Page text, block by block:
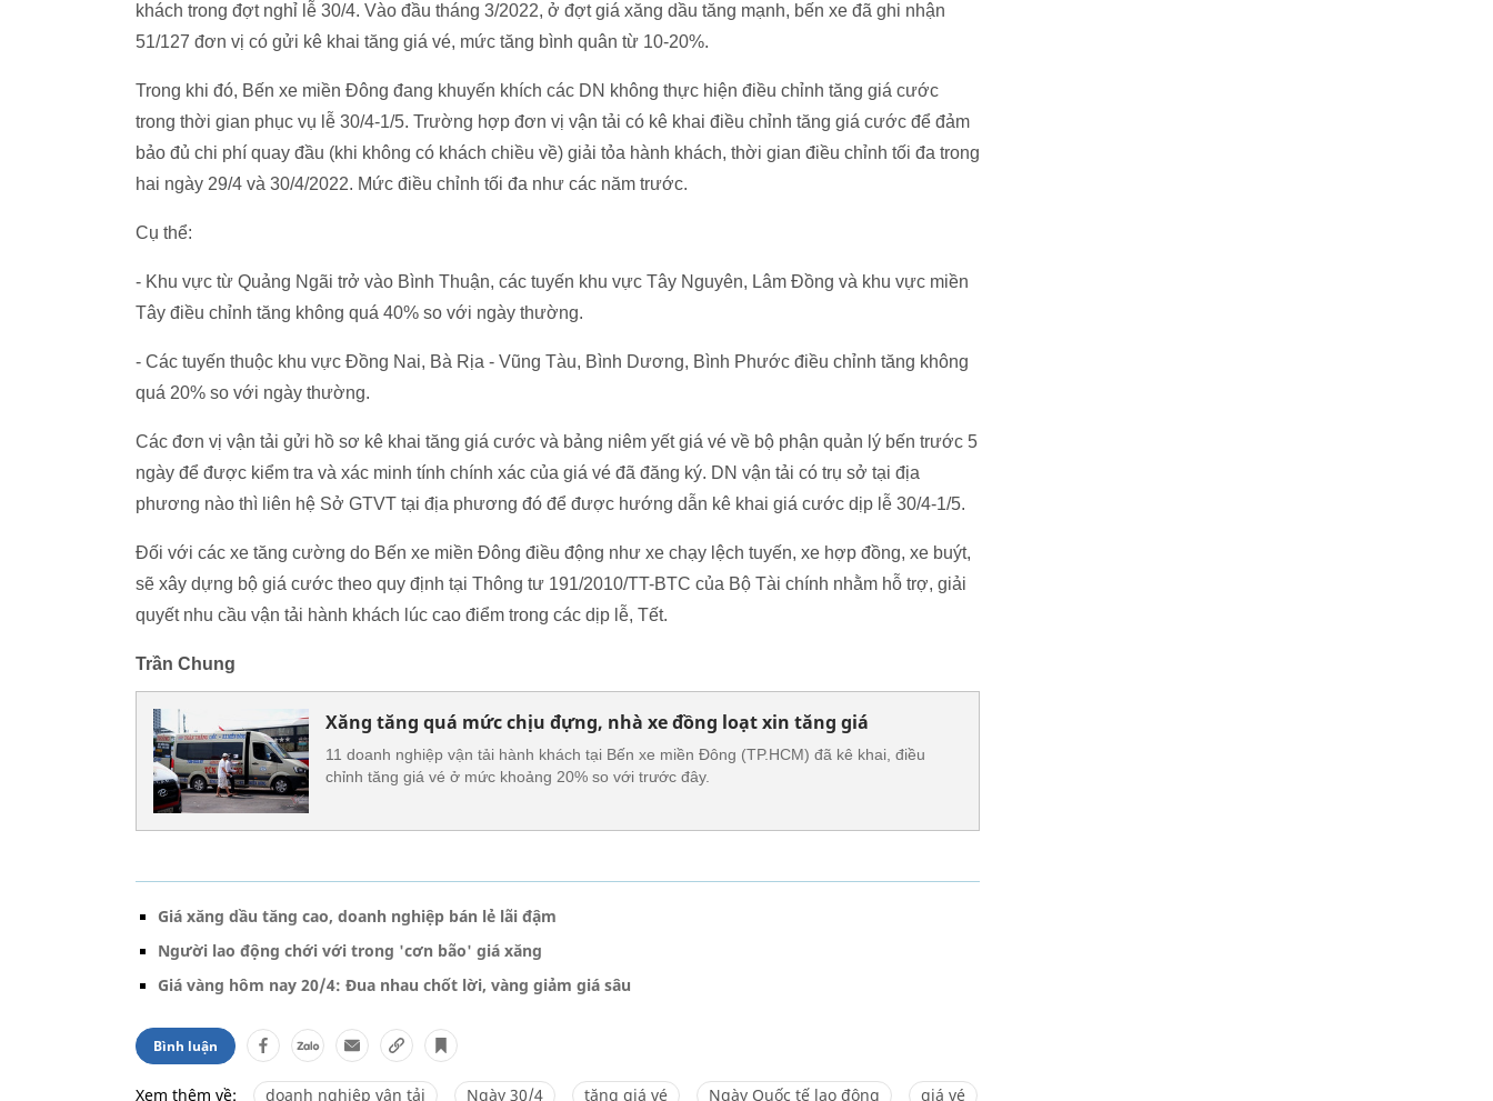
khách trong đợt nghỉ lễ 30/4. Vào đầu tháng 3/2022, ở đợt giá xăng dầu tăng mạnh, bến xe đã ghi nhận
51/127 đơn vị có gửi kê khai tăng giá vé, mức tăng bình quân từ 10-20%.
Trong khi đó, Bến xe miền Đông đang khuyến khích các DN không thực hiện điều chỉnh tăng giá cước
trong thời gian phục vụ lễ 30/4-1/5. Trường hợp đơn vị vận tải có kê khai điều chỉnh tăng giá cước để đảm
bảo đủ chi phí quay đầu (khi không có khách chiều về) giải tỏa hành khách, thời gian điều chỉnh tối đa trong
hai ngày 29/4 và 30/4/2022. Mức điều chỉnh tối đa như các năm trước.
Cụ thể:
- Khu vực từ Quảng Ngãi trở vào Bình Thuận, các tuyến khu vực Tây Nguyên, Lâm Đồng và khu vực miền
Tây điều chỉnh tăng không quá 40% so với ngày thường.
- Các tuyến thuộc khu vực Đồng Nai, Bà Rịa - Vũng Tàu, Bình Dương, Bình Phước điều chỉnh tăng không
quá 20% so với ngày thường.
Các đơn vị vận tải gửi hồ sơ kê khai tăng giá cước và bảng niêm yết giá vé về bộ phận quản lý bến trước 5
ngày để được kiểm tra và xác minh tính chính xác của giá vé đã đăng ký. DN vận tải có trụ sở tại địa
phương nào thì liên hệ Sở GTVT tại địa phương đó để được hướng dẫn kê khai giá cước dịp lễ 30/4-1/5.
Đối với các xe tăng cường do Bến xe miền Đông điều động như xe chạy lệch tuyến, xe hợp đồng, xe buýt,
sẽ xây dựng bộ giá cước theo quy định tại Thông tư 191/2010/TT-BTC của Bộ Tài chính nhằm hỗ trợ, giải
quyết nhu cầu vận tải hành khách lúc cao điểm trong các dịp lễ, Tết.
Trần Chung
Xăng tăng quá mức chịu đựng, nhà xe đồng loạt xin tăng giá
11 doanh nghiệp vận tải hành khách tại Bến xe miền Đông (TP.HCM) đã kê khai, điều
chỉnh tăng giá vé ở mức khoảng 20% so với trước đây.
Giá xăng dầu tăng cao, doanh nghiệp bán lẻ lãi đậm
Người lao động chới với trong 'cơn bão' giá xăng
Giá vàng hôm nay 20/4: Đua nhau chốt lời, vàng giảm giá sâu
Bình luận
Xem thêm về: doanh nghiệp vận tải Ngày 30/4 tăng giá vé Ngày Quốc tế lao động giá vé